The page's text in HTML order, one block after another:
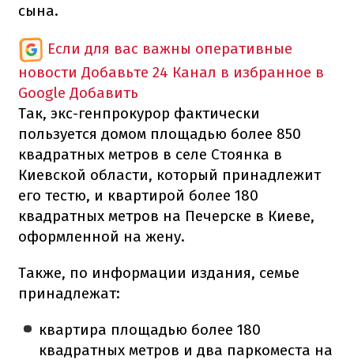
сына.
Если для вас важны оперативные
новости Добавьте 24 Канал в избранное в
Google Добавить
Так, экс-генпрокурор фактически
пользуется домом площадью более 850
квадратных метров в селе Стоянка в
Киевской области, который принадлежит
его тестю, и квартирой более 180
квадратных метров на Печерске в Киеве,
оформленной на жену.
Также, по информации издания, семье
принадлежат:
квартира площадью более 180
квадратных метров и два паркоместа на